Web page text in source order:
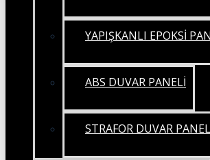
YAPIŞKANLI EPOKSİ
ABS DUVAR PANELİ
STRAFOR DUVAR